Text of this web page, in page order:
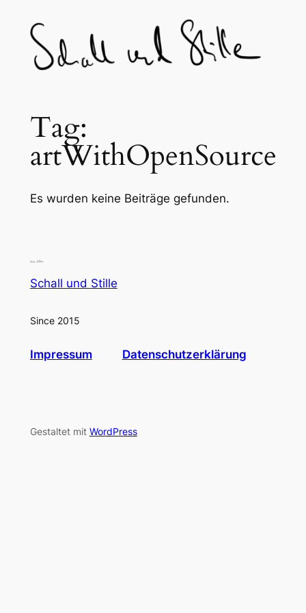
content
Tag:
artWithOpenSource
Es wurden keine Beiträge gefunden.
Schall und Stille
Since 2015
Impressum Datenschutzerklärung
Gestaltet mit WordPress